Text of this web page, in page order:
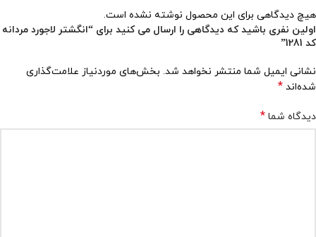
هیچ دیدگاهی برای این محصول نوشته نشده است.
اولین نفری باشید که دیدگاهی را ارسال می کنید برای “انگشتر لاجورد مردانه
کد 1281”
نشانی ایمیل شما منتشر نخواهد شد. بخش‌های موردنیاز علامت‌گذاری
شده‌اند *
دیدگاه شما *